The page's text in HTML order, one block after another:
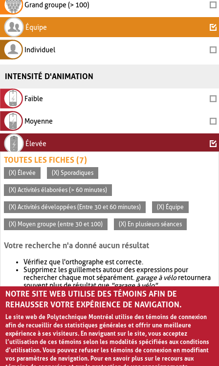
Grand groupe (> 100)
Équipe
Individuel
INTENSITÉ D'ANIMATION
Faible
Moyenne
Élevée
TOUTES LES FICHES (7)
(X) Élevée (X) Sporadiques
(X) Activités élaborées (> 60 minutes)
(X) Activités développées (Entre 30 et 60 minutes) (X) Équipe
(X) Moyen groupe (entre 30 et 100) (X) En plusieurs séances
Votre recherche n'a donné aucun résultat
Vérifiez que l'orthographe est correcte.
Supprimez les guillemets autour des expressions pour
rechercher chaque mot séparément. garage à véloretournera
souvent plus de résultat que"garage à vélo".
Envisagez d'élargir votre recherche avec OR.garage OR vélo
retournera souvent plus de résultat quegarage à vélo
NOTRE SITE WEB UTILISE DES TÉMOINS AFIN DE
REHAUSSER VOTRE EXPÉRIENCE DE NAVIGATION.
Le site web de Polytechnique Montréal utilise des témoins de connexion
afin de recueillir des statistiques générales et offrir une meilleure
expérience à ses visiteurs. En naviguant sur le site, vous acceptez
l’utilisation de ces témoins selon les modalités spécifiées aux conditions
d’utilisation. Vous pouvez refuser les témoins de connexion en modifiant
vos paramètres de navigation. Pour en savoir plus sur le recours aux